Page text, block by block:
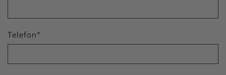
Telefon*